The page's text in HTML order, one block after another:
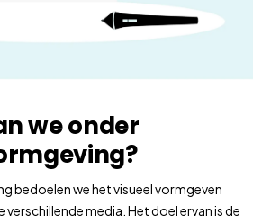
we onder
bedoelen we het visueel vormgeven
verschillende media. Het doel ervan is de